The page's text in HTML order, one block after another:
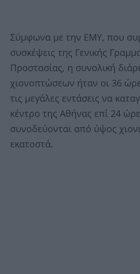
Σύμφωνα με την ΕΜΥ, που
συσκέψεις της Γενικής
Προστασίας, η συνολική
χιονοπτώσεων ήταν οι 36
τις μεγάλες εντάσεις να
κέντρο της Αθήνας επί 24
συνοδεύονται από ύψος
εκατοστά.